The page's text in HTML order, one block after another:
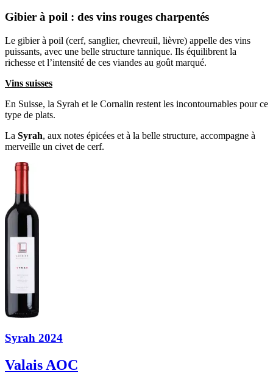
Gibier à poil : des vins rouges charpentés
Le gibier à poil (cerf, sanglier, chevreuil, lièvre) appelle des vins
puissants, avec une belle structure tannique. Ils équilibrent la
richesse et l’intensité de ces viandes au goût marqué.
Vins suisses
En Suisse, la Syrah et le Cornalin restent les incontournables pour ce
type de plats.
La Syrah, aux notes épicées et à la belle structure, accompagne à
merveille un civet de cerf.
Syrah 2024
Valais AOC